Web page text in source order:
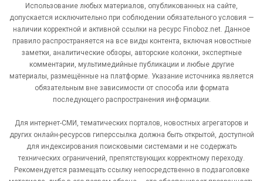
Использование любых материалов, опубликованных на сайте,
допускается исключительно при соблюдении обязательного условия —
наличии корректной и активной ссылки на ресурс Finoboz.net. Данное
правило распространяется на все виды контента, включая новостные
заметки, аналитические обзоры, авторские колонки, экспертные
комментарии, мультимедийные публикации и любые другие
материалы, размещённые на платформе. Указание источника является
обязательным вне зависимости от способа или формата
последующего распространения информации.
Для интернет-СМИ, тематических порталов, новостных агрегаторов и
других онлайн-ресурсов гиперссылка должна быть открытой, доступной
для индексирования поисковыми системами и не содержать
технических ограничений, препятствующих корректному переходу.
Рекомендуется размещать ссылку непосредственно в подзаголовке